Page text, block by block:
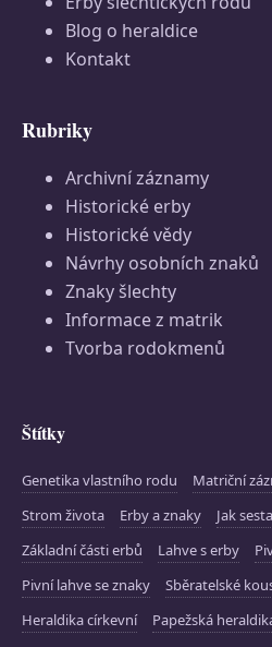
Blog o heraldice
Kontakt
Rubriky
Archivní záznamy
Historické erby
Historické vědy
Návrhy osobních znaků
Znaky šlechty
Informace z matrik
Tvorba rodokmenů
Štítky
Genetika vlastního rodu Matriční
Strom života
Erby a znaky Jak
Základní části erbů
Lahve s erby
Pivní lahve se znaky
Sběratelské
Heraldika církevní
Papežská